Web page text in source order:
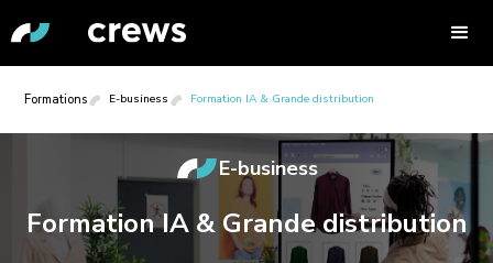
Formations E-business Formation IA & Grande distribution
E-business
Formation IA & Grande distribution